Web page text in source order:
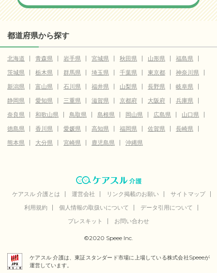
都道府県から探す
北海道 青森県 岩手県 宮城県 秋田県 山形県
福島県
茨城県
栃木県 群馬県 埼玉県 千葉県 東京都
神奈川県
新潟県
富山県 石川県 福井県 山梨県 長野県
岐阜県
静岡県
愛知県 三重県 滋賀県 京都府 大阪府
兵庫県
奈良県
和歌山県 鳥取県 島根県 岡山県 広島県
山口県
徳島県
香川県 愛媛県 高知県 福岡県 佐賀県
長崎県
熊本県
大分県 宮崎県 鹿児島県 沖縄県
ケアスル 介護とは 運営会社 リンク掲載のお願い
サイトマップ
利用規約
個人情報の取扱いについて
データ引用について
プレスキット
お問い合わせ
©2020 Speee Inc.
ケアスル 介護は、東証スタンダード市場に上場している株式会社Speeeが
運営しています。